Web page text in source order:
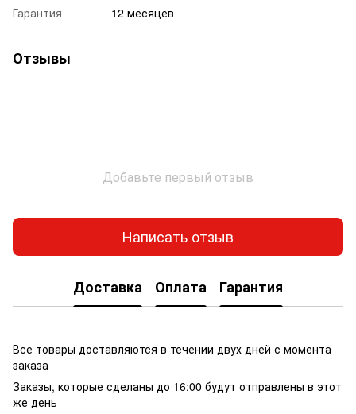
Гарантия
12 месяцев
Отзывы
Добавьте первый отзыв
Написать отзыв
Доставка Оплата Гарантия
Все товары доставляются в течении двух дней с момента
заказа
Заказы, которые сделаны до 16:00 будут отправлены в этот
же день